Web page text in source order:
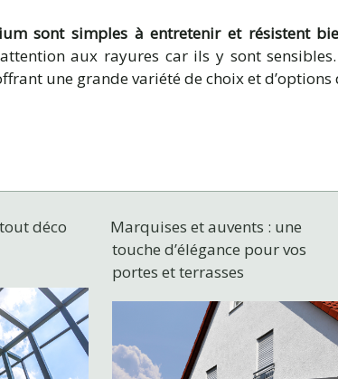
sont simples à entretenir et résistent
aux rayures car ils y sont sensibles.
une grande variété de choix et d’options
déco
Marquises et auvents : une
touche d’élégance pour vos
portes et terrasses